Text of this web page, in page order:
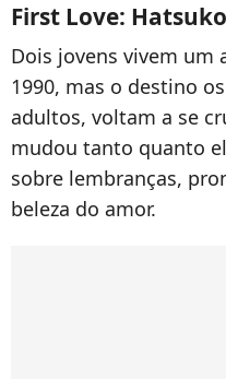
First Love:
Dois jovens vivem um
1990, mas o destino
adultos, voltam a se
mudou tanto quanto
sobre lembranças,
beleza do amor.